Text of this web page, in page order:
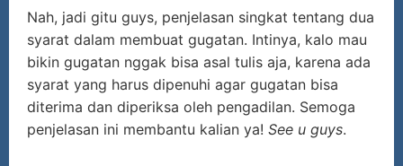
Nah, jadi gitu guys, penjelasan singkat tentang dua
syarat dalam membuat gugatan. Intinya, kalo mau
bikin gugatan nggak bisa asal tulis aja, karena ada
syarat yang harus dipenuhi agar gugatan bisa
diterima dan diperiksa oleh pengadilan. Semoga
penjelasan ini membantu kalian ya! See u guys.